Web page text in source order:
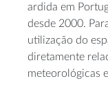
ardida em
desde 2000.
utilização do
diretamente
meteorológicas